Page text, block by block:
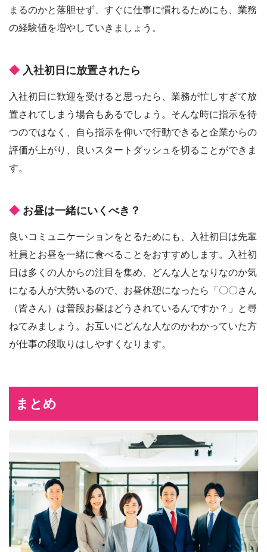
まるのかと落胆せず、すぐに仕事に慣れるためにも、業務
の経験値を増やしていきましょう。
入社初日に放置されたら
入社初日に歓迎を受けると思ったら、業務が忙しすぎて放
置されてしまう場合もあるでしょう。そんな時に指示を待
つのではなく、自ら指示を仰いで行動できると企業からの
評価が上がり、良いスタートダッシュを切ることができま
す。
お昼は一緒にいくべき？
良いコミュニケーションをとるためにも、入社初日は先輩
社員とお昼を一緒に食べることをおすすめします。入社初
日は多くの人からの注目を集め、どんな人となりなのか気
になる人が大勢いるので、お昼休憩になったら「〇〇さん
（皆さん）は普段お昼はどうされているんですか？」と尋
ねてみましょう。お互いにどんな人なのかわかっていた方
が仕事の段取りはしやすくなります。
まとめ